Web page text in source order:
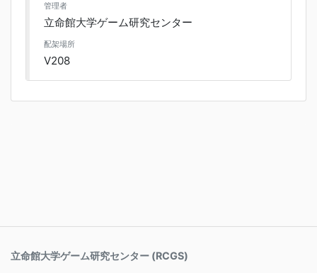
管理者
立命館大学ゲーム研究センター
配架場所
V208
立命館大学ゲーム研究センター (RCGS)